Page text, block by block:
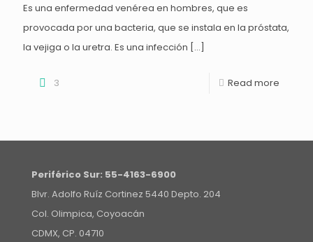
Es una enfermedad venérea en hombres, que es
provocada por una bacteria, que se instala en la próstata,
la vejiga o la uretra. Es una infección […]
3 Read more
Periférico Sur: 55-4163-6900
Blvr. Adolfo Ruíz Cortinez 5440 Depto. 204
Col. Olimpica, Coyoacán
CDMX, CP. 04710